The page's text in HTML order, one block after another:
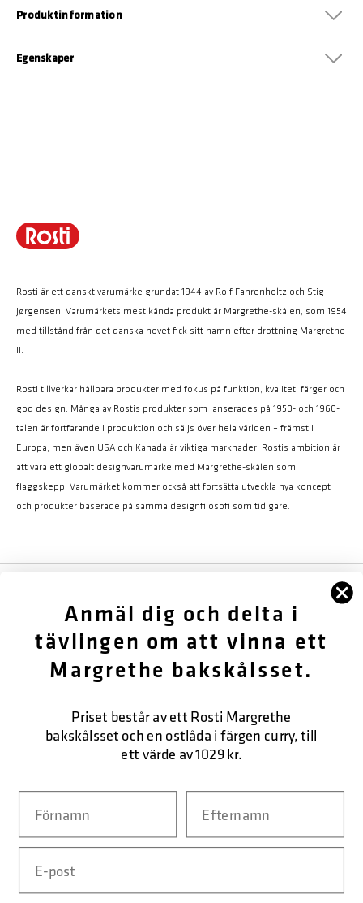
Egenskaper
Produktinformation
Rosti är ett danskt varumärke grundat 1944 av Rolf Fahrenholtz och Stig
Jørgensen. Varumärkets mest kända produkt är Margrethe-skålen, som 1954
med tillstånd från det danska hovet fick sitt namn efter drottning Margrethe
Rosti tillverkar hållbara produkter med fokus på funktion, kvalitet, färger och
god design. Många av Rostis produkter som lanserades på 1950- och 1960-
talen är fortfarande i produktion och säljs över hela världen – främst i
Europa, men även USA och Kanada är viktiga marknader. Rostis ambition är
att vara ett globalt designvarumärke med Margrethe-skålen som
flaggskepp. Varumärket kommer också att fortsätta utveckla nya koncept
och produkter baserade på samma designfilosofi som tidigare.
KUNDTJÄNST
Anmäl dig och delta i
tävlingen om att vinna ett
Margrethe bakskålsset.
Priset består av ett Rosti Margrethe
bakskålsset och en ostlåda i färgen curry, till
ett värde av 1029 kr.